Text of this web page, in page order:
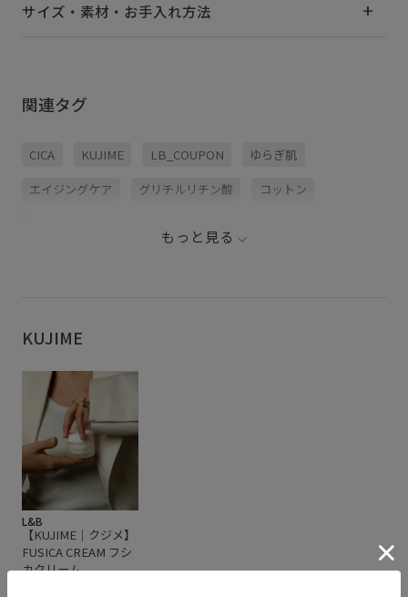
サイズ・素材・お手入れ方法
関連タグ
CICA KUJIME LB_COUPON ゆらぎ肌
エイジングケア グリチルリチン酸 コットン
もっと見る
KUJIME
L&B
【KUJIME｜クジメ】
FUSICA CREAM フシ
カクリーム